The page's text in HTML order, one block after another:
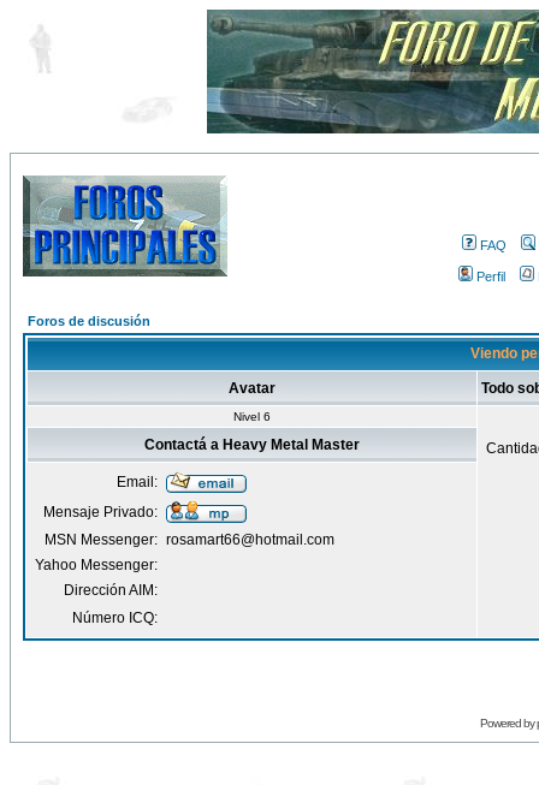
FAQ
Perfil
Foros de discusión
Viendo
Avatar Todo
Nivel 6
Contactá a Heavy Metal Master
Email:
Mensaje Privado:
MSN Messenger: rosamart66@hotmail.com
Yahoo Messenger:
Dirección AIM:
Número ICQ:
Powered by